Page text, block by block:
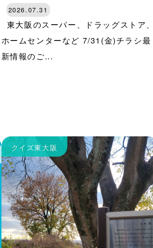
2026.07.31
東大阪のスーパー、ドラッグストア、
ホームセンターなど 7/31(金)チラシ最
新情報のご...
クイズ東大阪